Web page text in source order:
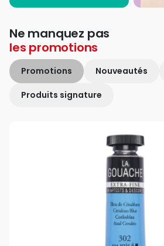
Ne manquez pas
les promotions
Promotions Nouveautés
Produits signature